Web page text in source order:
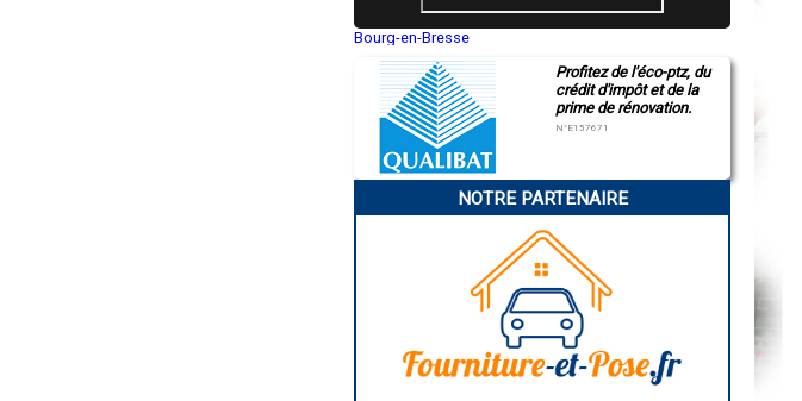
Bourg-en-Bresse
Montluçon
Manosque
Gap
Charleville-Mézières
Pamiers
Narbonne
Brive-la-Gaillarde
Profitez de l'éco-ptz, du
crédit d'impôt et de la
prime de rénovation.
N°E157671
NOTRE PARTENAIRE